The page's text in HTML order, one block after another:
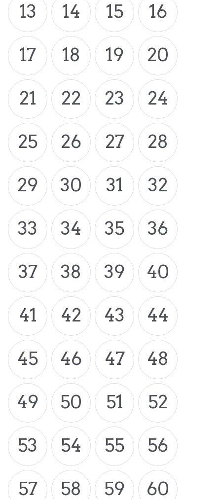
13
14 15
16
17
18 19
20
21
22 23
24
25
26 27
28
29
30 31
32
33
34 35
36
37
38 39
40
41
42 43
44
45
46 47
48
49
50 51
52
53
54 55
56
57
58 59 60